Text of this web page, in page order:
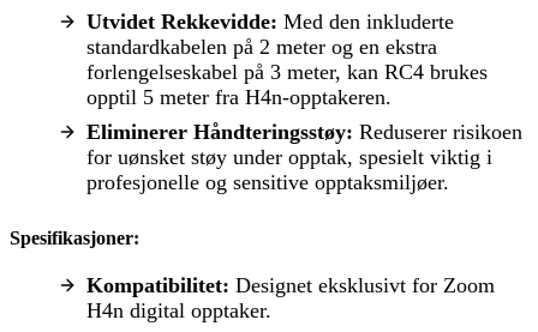
Utvidet Rekkevidde: Med den inkluderte
standardkabelen på 2 meter og en ekstra
forlengelseskabel på 3 meter, kan RC4 brukes
opptil 5 meter fra H4n-opptakeren.
Eliminerer Håndteringsstøy: Reduserer risikoen
for uønsket støy under opptak, spesielt viktig i
profesjonelle og sensitive opptaksmiljøer.
Spesifikasjoner:
Kompatibilitet: Designet eksklusivt for Zoom
H4n digital opptaker.